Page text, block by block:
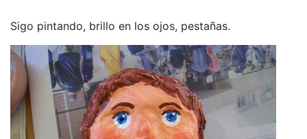
Sigo pintando, brillo en los ojos, pestañas.